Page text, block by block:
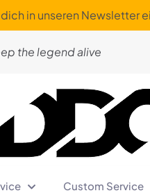
in unseren Newsletter
the legend alive
Custom Service